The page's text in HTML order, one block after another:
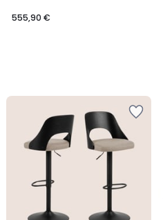
555,90 €